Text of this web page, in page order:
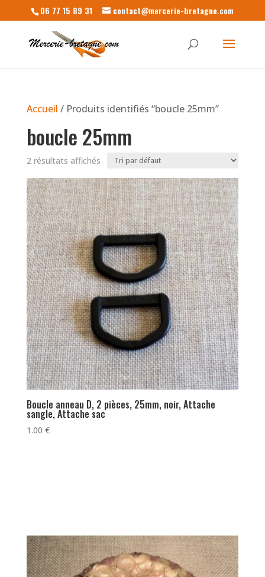
06 77 15 89 31 contact@mercerie-bretagne.com
Accueil / Produits identifiés “boucle 25mm”
boucle 25mm
2 résultats affichés
Boucle anneau D, 2 pièces, 25mm, noir, Attache
sangle, Attache sac
1.00 €